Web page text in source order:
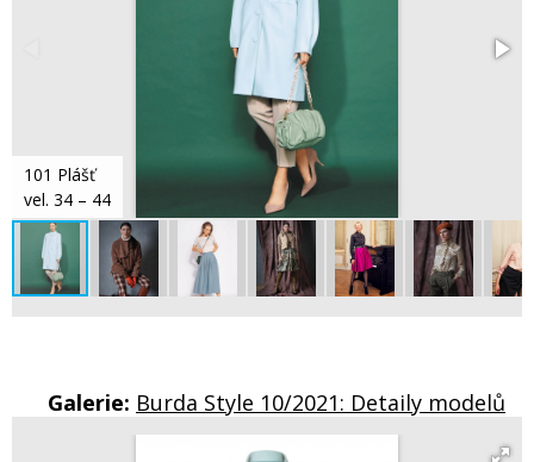
101 Plášť
vel. 34 – 44
Galerie: Burda Style 10/2021: Detaily modelů